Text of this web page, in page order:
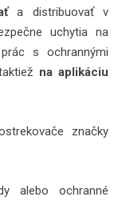
a distribuovať v
uchytia na
s ochrannými
na aplikáciu
značky
alebo ochranné